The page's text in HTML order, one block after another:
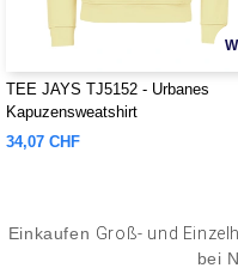
TEE JAYS TJ5152 - Urbanes
Kapuzensweatshirt
34,07 CHF
Einkaufen Groß- und
bei